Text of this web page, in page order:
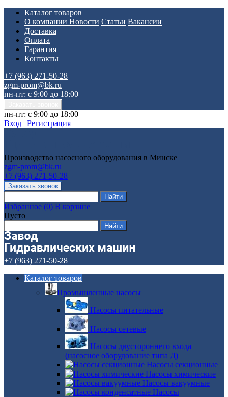
Каталог товаров
О компании Новости Статьи Вакансии
Доставка
Оплата
Гарантия
Контакты
+7 (963) 271-50-28
zgm-prom@bk.ru
пн-пт: с 9:00 до 18:00
пн-пт: с 9:00 до 18:00
Вход | Регистрация
Производство насосного оборудования в Минске
zgm-prom@bk.ru
+7 (963) 271-50-28
Избранное (0) В корзине
Пусто
+7 (963) 271-50-28
Каталог товаров
Промышленные насосы
Насосы питательные
Насосы сетевые
Насосы двустороннего входа
(насосное оборудование типа Д)
Насосы секционные
Насосы химические
Насосы вакуумные
Насосы